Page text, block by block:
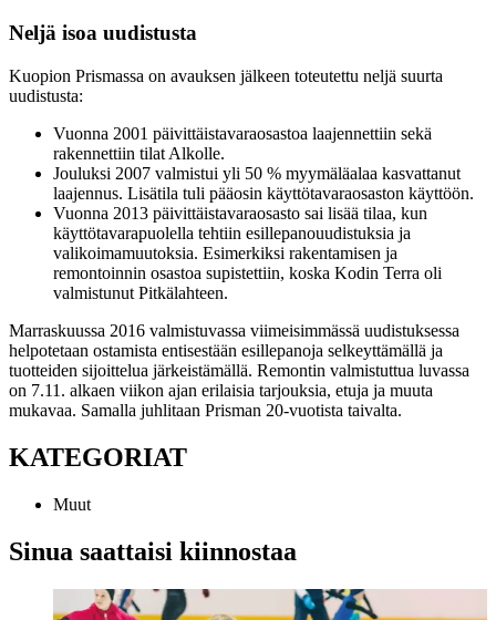
Neljä isoa uudistusta
Kuopion Prismassa on avauksen jälkeen toteutettu neljä suurta
uudistusta:
Vuonna 2001 päivittäistavaraosastoa laajennettiin sekä
rakennettiin tilat Alkolle.
Jouluksi 2007 valmistui yli 50 % myymäläalaa kasvattanut
laajennus. Lisätila tuli pääosin käyttötavaraosaston käyttöön.
Vuonna 2013 päivittäistavaraosasto sai lisää tilaa, kun
käyttötavarapuolella tehtiin esillepanouudistuksia ja
valikoimamuutoksia. Esimerkiksi rakentamisen ja
remontoinnin osastoa supistettiin, koska Kodin Terra oli
valmistunut Pitkälahteen.
Marraskuussa 2016 valmistuvassa viimeisimmässä uudistuksessa
helpotetaan ostamista entisestään esillepanoja selkeyttämällä ja
tuotteiden sijoittelua järkeistämällä. Remontin valmistuttua luvassa
on 7.11. alkaen viikon ajan erilaisia tarjouksia, etuja ja muuta
mukavaa. Samalla juhlitaan Prisman 20-vuotista taivalta.
KATEGORIAT
Muut
Sinua saattaisi kiinnostaa